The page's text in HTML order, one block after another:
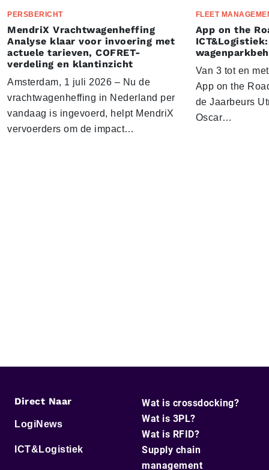
PERSBERICHT
MendriX Vrachtwagenheffing
Analyse klaar voor invoering met
actuele tarieven, COFRET-
verdeling en klantinzicht
Amsterdam, 1 juli 2026 – Nu de
vrachtwagenheffing in Nederland per
vandaag is ingevoerd, helpt MendriX
vervoerders om de impact…
FLEET
App on the
Van 3 tot en
App on the
de Jaarbeurs
Oscar…
Direct Naar
LogiNews
ICT&Logistiek
Wat is crossdocking?
Wat is 3PL?
Wat is RFID?
Supply chain
management